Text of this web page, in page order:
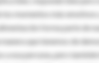
los momentos más emotivos y
forma parte de
manera que tenemos de
a esa persona, pero también